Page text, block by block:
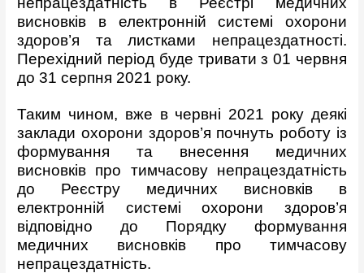
висновків в електронній системі охорони
здоров’я та листками непрацездатності.
Перехідний період буде тривати з 01 червня
до 31 серпня 2021 року.
Таким чином, вже в червні 2021 року деякі
заклади охорони здоров’я почнуть роботу із
формування та внесення медичних
висновків про тимчасову непрацездатність
до Реєстру медичних висновків в
електронній системі охорони здоров’я
відповідно до Порядку формування
медичних висновків про тимчасову
непрацездатність.